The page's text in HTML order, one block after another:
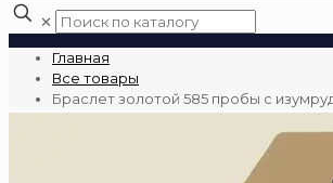
✕
Главная
Все товары
Браслет золотой 585 пробы с